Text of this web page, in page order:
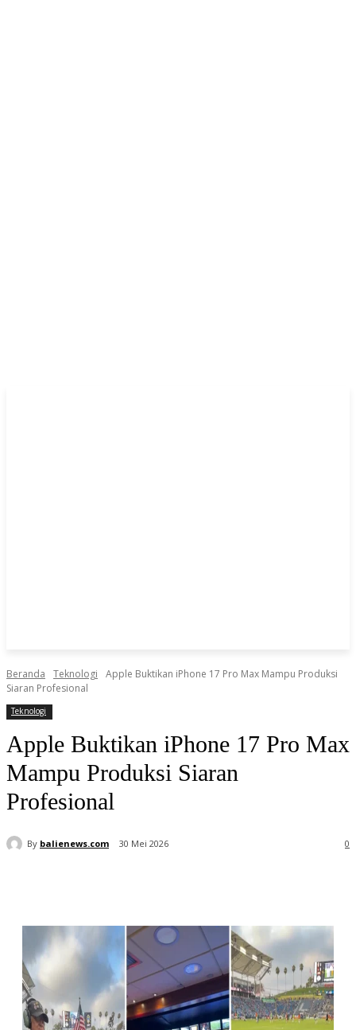
Beranda Teknologi
Apple Buktikan iPhone 17 Pro Max Mampu Produksi
Siaran Profesional
Teknologi
Apple Buktikan iPhone 17 Pro Max
Mampu Produksi Siaran
Profesional
By balienews.com 30 Mei 2026 0